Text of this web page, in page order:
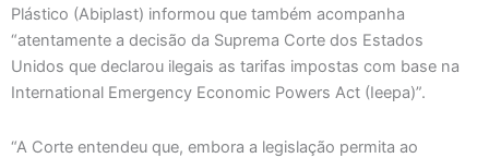
Plástico (Abiplast) informou que também acompanha
“atentamente a decisão da Suprema Corte dos Estados
Unidos que declarou ilegais as tarifas impostas com base na
International Emergency Economic Powers Act (Ieepa)”.
“A Corte entendeu que, embora a legislação permita ao